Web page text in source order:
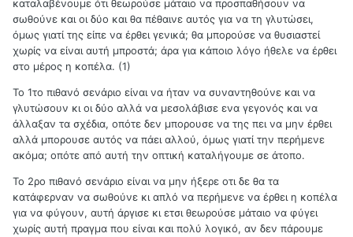
καταλαβένουμε ότι θεωρούσε μάταιο να προσπαθήσουν να
σωθούνε και οι δύο και θα πέθαινε αυτός για να τη γλυτώσει,
όμως γιατί της είπε να έρθει γενικά; θα μπορούσε να θυσιαστεί
χωρίς να είναι αυτή μπροστά; άρα για κάποιο λόγο ήθελε να έρθει
στο μέρος η κοπέλα. (1)
Το 1το πιθανό σενάριο είναι να ήταν να συναντηθούνε και να
γλυτώσουν κι οι δύο αλλά να μεσολάβισε ενα γεγονός και να
άλλαξαν τα σχέδια, οπότε δεν μπορουσε να της πει να μην έρθει
αλλά μπορουσε αυτός να πάει αλλού, όμως γιατί την περήμενε
ακόμα; οπότε από αυτή την οπτική καταλήγουμε σε άτοπο.
Το 2ρο πιθανό σενάριο είναι να μην ήξερε οτι δε θα τα
κατάφερναν να σωθούνε κι απλό να περήμενε να έρθει η κοπέλα
για να φύγουν, αυτή άργισε κι ετσι θεωρούσε μάταιο να φύγει
χωρίς αυτή πραγμα που είναι και πολύ λογικό, αν δεν πάρουμε